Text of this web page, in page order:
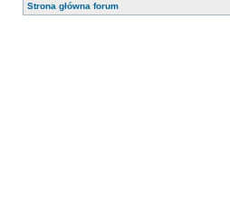
Strona główna forum